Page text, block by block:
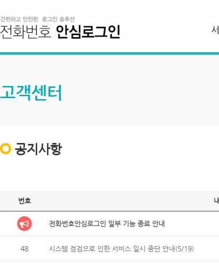
고객센터
공지사항
번호
전화번호안심로그인 일부 기능 종료 안내
48 시스템 점검으로 인한 서비스 일시 중단 안내(5/19)